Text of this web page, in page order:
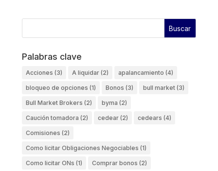
Palabras clave
Acciones (3) A liquidar(2) apalancamiento (4)
bloqueo de opciones (1) Bonos (3) bull market(3)
Bull Market Brokers (2) byma (2)
Caución tomadora (2) cedear(2) cedears (4)
Comisiones (2)
Como licitar Obligaciones Negociables (1)
Como licitar ONs (1) Comprar bonos (2)